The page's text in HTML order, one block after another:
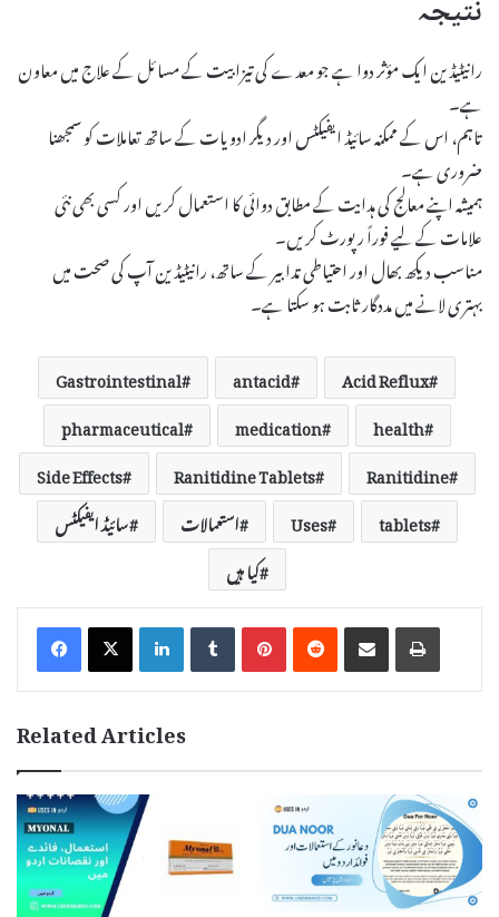
نتیجہ
رانیٹیڈین ایک مؤثر دوا ہے جو معدے کی تیزابیت کے مسائل کے علاج میں معاون
ہے۔
تاہم، اس کے ممکنہ سائیڈ ایفیکٹس اور دیگر ادویات کے ساتھ تعاملات کو سمجھنا
ضروری ہے۔
ہمیشہ اپنے معالج کی ہدایت کے مطابق دوائی کا استعمال کریں اور کسی بھی نئی
علامات کے لیے فوراً رپورٹ کریں۔
مناسب دیکھ بھال اور احتیاطی تدابیر کے ساتھ، رانیٹیڈین آپ کی صحت میں
بہتری لانے میں مددگار ثابت ہو سکتا ہے۔
Acid Reflux
antacid
Gastrointestinal
health
medication
pharmaceutical
Ranitidine
Ranitidine Tablets
Side Effects
tablets
Uses استعمالات
سائیڈ ایفیکٹس
کیا ہیں
LinkedInTumblrPinterestReddit Share via Email Print
Related Articles